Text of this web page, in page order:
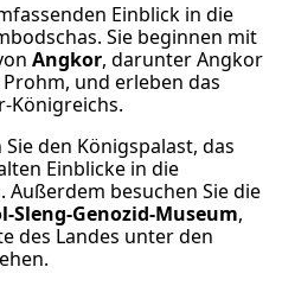
Einblick in die
Sie beginnen mit
Angkor, darunter Angkor
und erleben das
den Königspalast, das
Einblicke in die
Außerdem besuchen Sie die
,
des Landes unter den